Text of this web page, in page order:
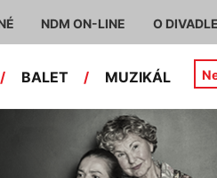
NDM ON-LINE O DIVADLE
/ BALET / MUZIKÁL